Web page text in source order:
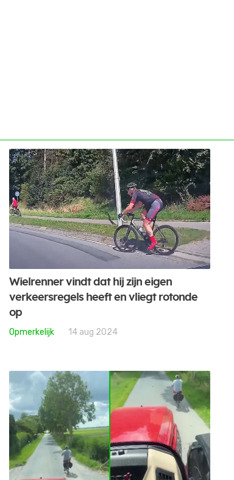
Wielrenner vindt dat hij zijn eigen
verkeersregels heeft en vliegt rotonde
op
Opmerkelijk 14 aug 2024